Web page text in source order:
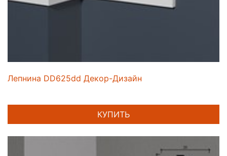
Лепнина DD625dd Декор-Дизайн
КУПИТЬ